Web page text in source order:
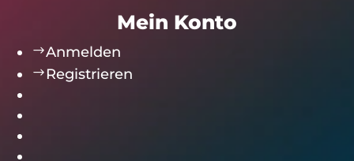
Mein Konto
$Anmelden
$ Registrieren